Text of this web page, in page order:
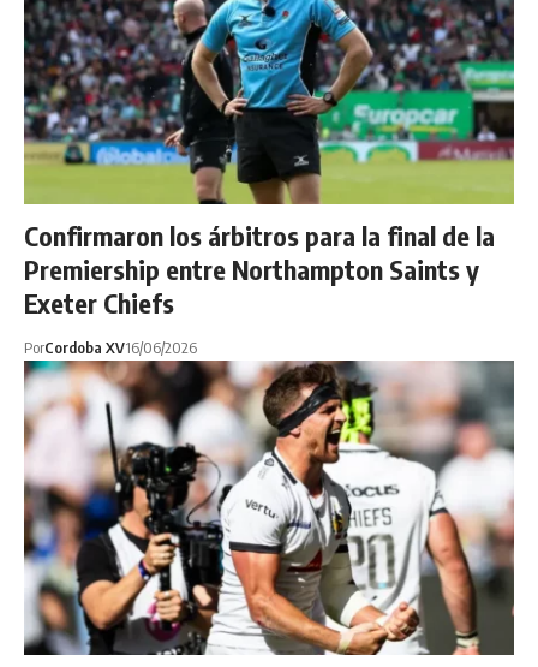
Confirmaron los árbitros para la final de la
Premiership entre Northampton Saints y
Exeter Chiefs
PorCordoba XV16/06/2026